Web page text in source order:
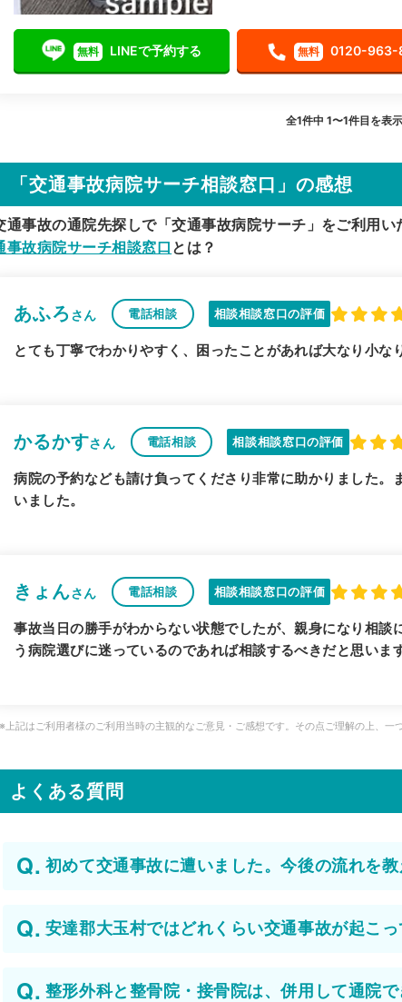
無料 LINEで予約する 無料 0120-963-
全1件中 1〜1件目を表示
「交通事故病院サーチ相談窓口」の感想
通事故の通院先探しで「交通事故病院サーチ」をご利用い
事故病院サーチ相談窓口 とは？
あふろ さん 電話相談 相談相談窓口の評価
とても丁寧でわかりやすく、困ったことがあれば大なり小な
かるかすさん 電話相談 相談相談窓口の評価
病院の予約なども請け負ってくださり非常に助かりました。
いました。
きょんさん 電話相談 相談相談窓口の評価
事故当日の勝手がわからない状態でしたが、親身になり相談
う病院選びに迷っているのであれば相談するべきだと思います
※上記はご利用者様のご利用当時の主観的なご意見・ご感想です。その点ご理解の上、一
よくある質問
初めて交通事故に遭いました。今後の流れを教
安達郡大玉村ではどれくらい交通事故が起こっ
整形外科と整骨院・接骨院は、併用して通院で